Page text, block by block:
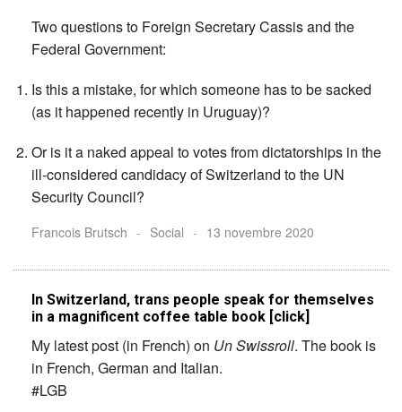
Two questions to Foreign Secretary Cassis and the
Federal Government:
Is this a mistake, for which someone has to be sacked
(as it happened recently in Uruguay)?
Or is it a naked appeal to votes from dictatorships in the
ill-considered candidacy of Switzerland to the UN
Security Council?
Francois Brutsch - Social - 13 novembre 2020
In Switzerland, trans people speak for themselves
in a magnificent coffee table book [click]
My latest post (in French) on Un Swissroll. The book is
in French, German and Italian.
#LGB